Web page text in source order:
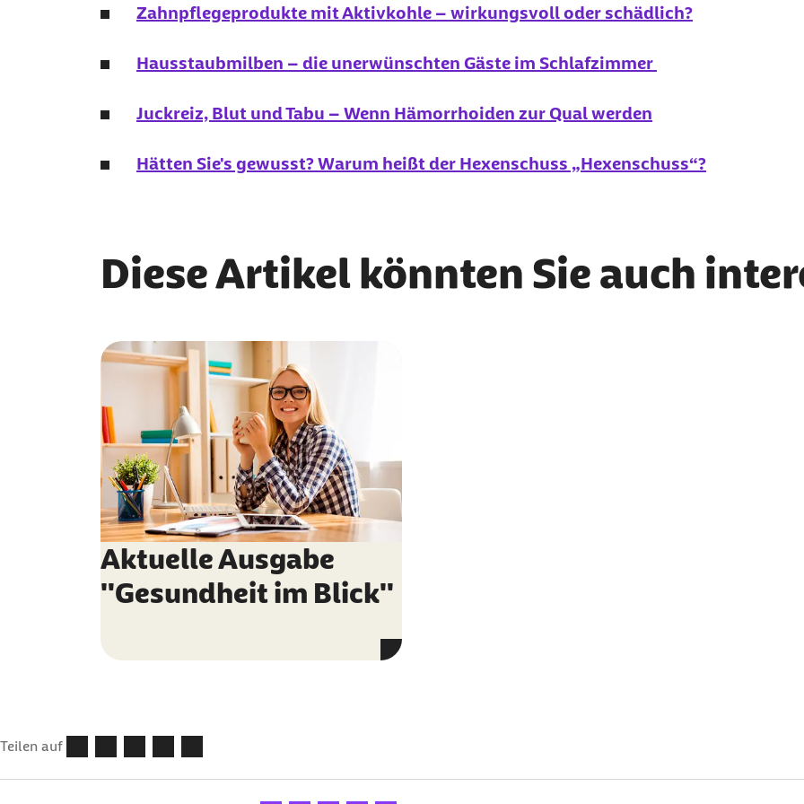
Zahnpflegeprodukte mit Aktivkohle – wirkungsvoll oder schädlich?
Hausstaubmilben – die unerwünschten Gäste im Schlafzimmer
Juckreiz, Blut und Tabu – Wenn Hämorrhoiden zur Qual werden
Hätten Sie's gewusst? Warum heißt der Hexenschuss „Hexenschuss“?
Diese Artikel könnten Sie auch
Aktuelle Ausgabe
"Gesundheit im Blick"
Teilen auf